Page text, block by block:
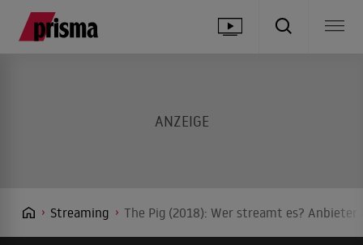
Streaming The Pig (2018): Wer streamt es? Anbieter